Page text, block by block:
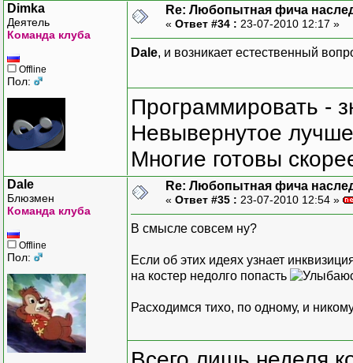
Dimka
Деятель
Команда клуба
Offline
Пол:
Re: Любопытная фича
« Ответ #34 : 23-07-2010 12:17 »
Dale, и возникает естественный
Программировать -
Невывернутое
Многие готовы
Dale
Блюзмен
Команда клуба
Offline
Пол:
Re: Любопытная фича
« Ответ #35 : 23-07-2010 12:54 »
В смысле совсем ну?
Если об этих идеях узнает
на костер недолго попасть
Расходимся тихо, по одному, и